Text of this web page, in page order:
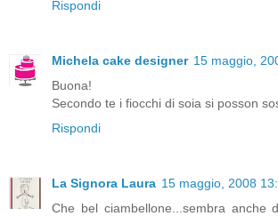
Rispondi
Michela cake designer 15 maggio,
Buona!
Secondo te i fiocchi di soia si posson
Rispondi
La Signora Laura 15 maggio, 2008
Che bel ciambellone...sembra anche